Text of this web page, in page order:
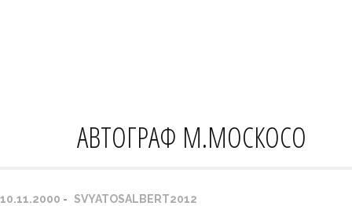
АВТОГРАФ М.МОСКОСО
10.11.2000 SVYATOSALBERT2012